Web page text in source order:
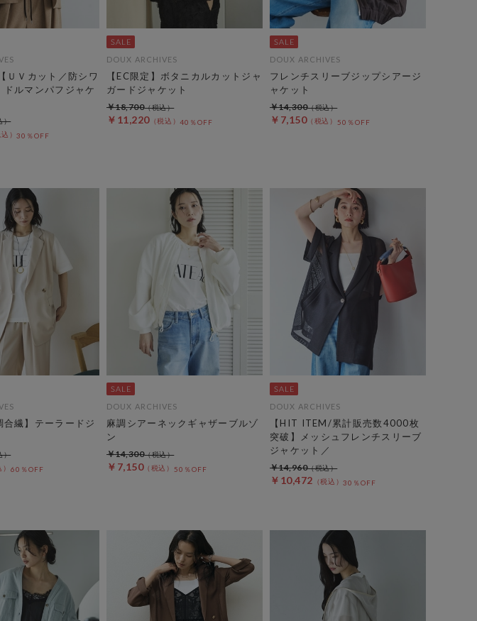
ＵＶカット／防シワ
ドルマンパフジャケ
30％OFF
DOUX ARCHIVES
【EC限定】ボタニカルカットジャ
ガードジャケット
￥11,220 40％OFF
￥18,700
DOUX ARCHIVES
フレンチスリーブジップシアージ
ャケット
￥7,150 50％OFF
￥14,300
合繊】テーラードジ
60％OFF
DOUX ARCHIVES
麻調シアーネックギャザーブルゾ
ン
￥7,150 50％OFF
￥14,300
DOUX ARCHIVES
【HIT ITEM/累計販売数4000枚
突破】メッシュフレンチスリーブ
ジャケット／
￥10,472 30％OFF
￥14,960